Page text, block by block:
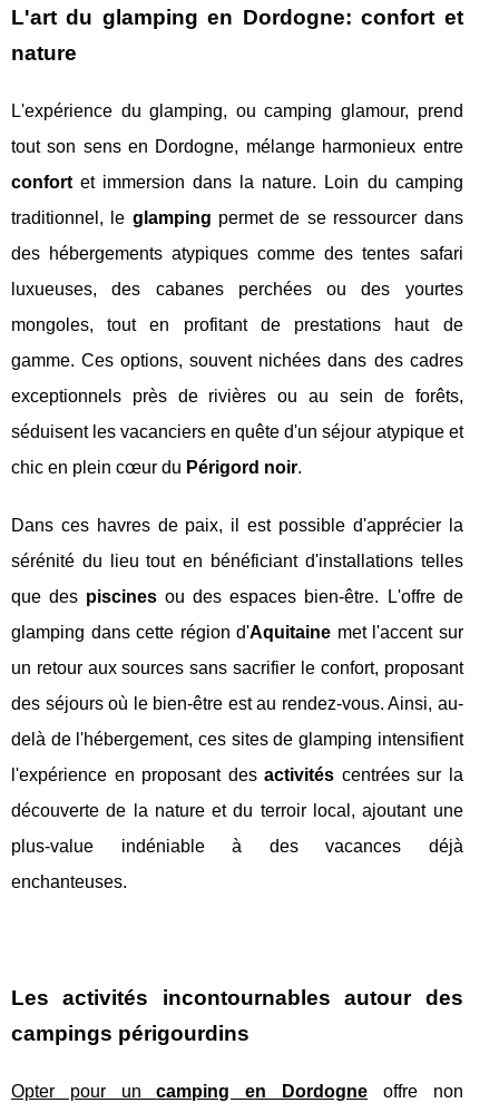
L'art du glamping en Dordogne: confort et
nature
L'expérience du glamping, ou camping glamour, prend
tout son sens en Dordogne, mélange harmonieux entre
confort et immersion dans la nature. Loin du camping
traditionnel, le glamping permet de se ressourcer dans
des hébergements atypiques comme des tentes safari
luxueuses, des cabanes perchées ou des yourtes
mongoles, tout en profitant de prestations haut de
gamme. Ces options, souvent nichées dans des cadres
exceptionnels près de rivières ou au sein de forêts,
séduisent les vacanciers en quête d'un séjour atypique et
chic en plein cœur du Périgord noir.
Dans ces havres de paix, il est possible d'apprécier la
sérénité du lieu tout en bénéficiant d'installations telles
que des piscines ou des espaces bien-être. L'offre de
glamping dans cette région d'Aquitaine met l'accent sur
un retour aux sources sans sacrifier le confort, proposant
des séjours où le bien-être est au rendez-vous. Ainsi, au-
delà de l'hébergement, ces sites de glamping intensifient
l'expérience en proposant desactivités centrées sur la
découverte de la nature et du terroir local, ajoutant une
plus-value indéniable à des vacances déjà
enchanteuses.
Les activités incontournables autour des
campings périgourdins
Opter pour uncamping en Dordogne offre non